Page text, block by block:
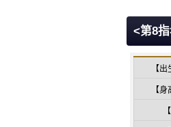
<第8
【
【